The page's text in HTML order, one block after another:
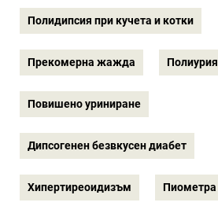
Полидипсия при кучета и котки
Прекомерна жажда Полиурия
Повишено уриниране
Дипсогенен безвкусен диабет
Хипертиреоидизъм Пиометра